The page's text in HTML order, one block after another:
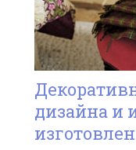
дизайна и